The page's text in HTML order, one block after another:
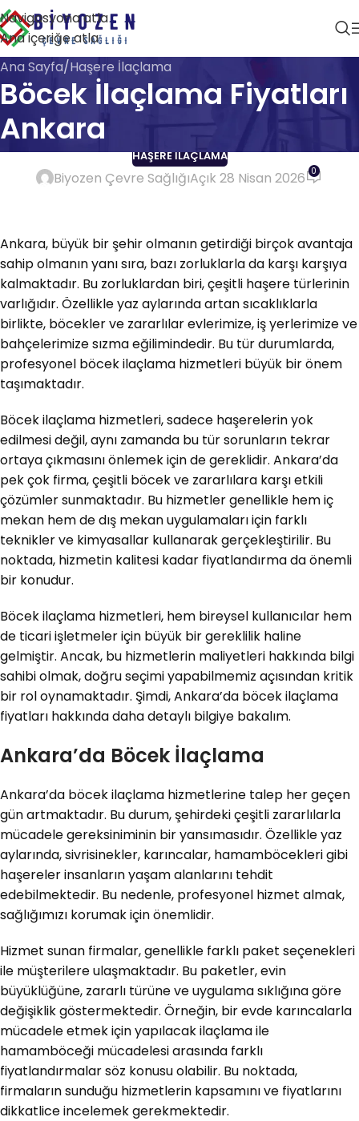
Navigasyona atla
Ana içeriğe atla
Ana Sayfa Haşere İlaçlama
Böcek İlaçlama Fiyatları
Ankara
HAŞERE İLAÇLAMA
Biyozen Çevre SağlığıAçık 28 Nisan 2026 0
Ankara, büyük bir şehir olmanın getirdiği birçok avantaja
sahip olmanın yanı sıra, bazı zorluklarla da karşı karşıya
kalmaktadır. Bu zorluklardan biri, çeşitli haşere türlerinin
varlığıdır. Özellikle yaz aylarında artan sıcaklıklarla
birlikte, böcekler ve zararlılar evlerimize, iş yerlerimize ve
bahçelerimize sızma eğilimindedir. Bu tür durumlarda,
profesyonel böcek ilaçlama hizmetleri büyük bir önem
taşımaktadır.
Böcek ilaçlama hizmetleri, sadece haşerelerin yok
edilmesi değil, aynı zamanda bu tür sorunların tekrar
ortaya çıkmasını önlemek için de gereklidir. Ankara’da
pek çok firma, çeşitli böcek ve zararlılara karşı etkili
çözümler sunmaktadır. Bu hizmetler genellikle hem iç
mekan hem de dış mekan uygulamaları için farklı
teknikler ve kimyasallar kullanarak gerçekleştirilir. Bu
noktada, hizmetin kalitesi kadar fiyatlandırma da önemli
bir konudur.
Böcek ilaçlama hizmetleri, hem bireysel kullanıcılar hem
de ticari işletmeler için büyük bir gereklilik haline
gelmiştir. Ancak, bu hizmetlerin maliyetleri hakkında bilgi
sahibi olmak, doğru seçimi yapabilmemiz açısından kritik
bir rol oynamaktadır. Şimdi, Ankara’da böcek ilaçlama
fiyatları hakkında daha detaylı bilgiye bakalım.
Ankara’da Böcek İlaçlama
Ankara’da böcek ilaçlama hizmetlerine talep her geçen
gün artmaktadır. Bu durum, şehirdeki çeşitli zararlılarla
mücadele gereksiniminin bir yansımasıdır. Özellikle yaz
aylarında, sivrisinekler, karıncalar, hamamböcekleri gibi
haşereler insanların yaşam alanlarını tehdit
edebilmektedir. Bu nedenle, profesyonel hizmet almak,
sağlığımızı korumak için önemlidir.
Hizmet sunan firmalar, genellikle farklı paket seçenekleri
ile müşterilere ulaşmaktadır. Bu paketler, evin
büyüklüğüne, zararlı türüne ve uygulama sıklığına göre
değişiklik göstermektedir. Örneğin, bir evde karıncalarla
mücadele etmek için yapılacak ilaçlama ile
hamamböceği mücadelesi arasında farklı
fiyatlandırmalar söz konusu olabilir. Bu noktada,
firmaların sunduğu hizmetlerin kapsamını ve fiyatlarını
dikkatlice incelemek gerekmektedir.